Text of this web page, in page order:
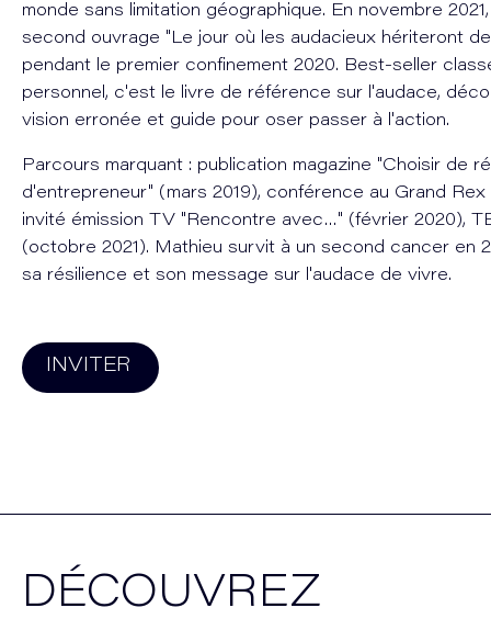
monde sans limitation géographique. En novembre
second ouvrage "Le jour où les audacieux hériteront
pendant le premier confinement 2020. Best-seller
personnel, c'est le livre de référence sur l'audace,
vision erronée et guide pour oser passer à l'action.
Parcours marquant : publication magazine "Choisir de
d'entrepreneur" (mars 2019), conférence au Grand Rex
invité émission TV "Rencontre avec…" (février 2020),
(octobre 2021). Mathieu survit à un second cancer en
sa résilience et son message sur l'audace de vivre.
INVITER
DÉCOUVREZ